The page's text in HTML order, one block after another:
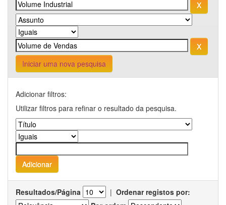
Iniciar uma nova pesquisa
Adicionar filtros:
Utilizar filtros para refinar o resultado da pesquisa.
Resultados/Página | Ordenar registos por: